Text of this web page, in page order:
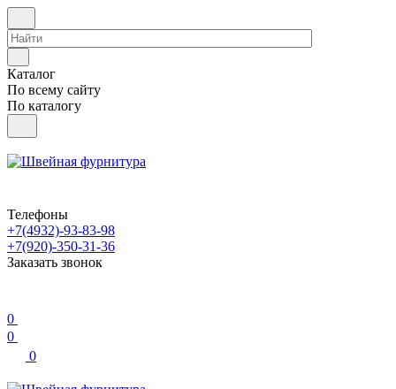
Каталог
По всему сайту
По каталогу
Телефоны
+7(4932)-93-83-98
+7(920)-350-31-36
Заказать звонок
0
0
0